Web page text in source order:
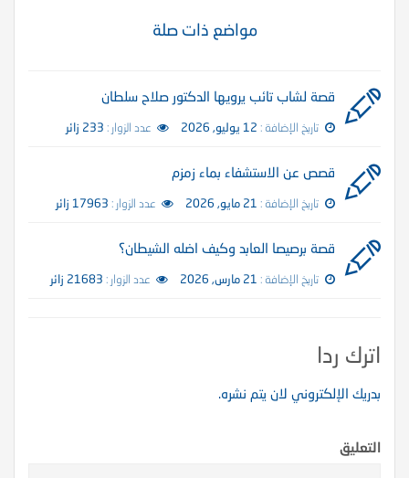
مواضع ذات صلة
قصة لشاب تائب يرويها الدكتور صلاح سلطان
تاريخ الإضافة : 12 يوليو, 2026 عدد الزوار : 233 زائر
قصص عن الاستشفاء بماء زمزم
تاريخ الإضافة : 21 مايو, 2026 عدد الزوار : 17963 زائر
قصة برصيصا العابد وكيف اضله الشيطان؟
تاريخ الإضافة : 21 مارس, 2026 عدد الزوار : 21683 زائر
اترك ردا
بدريك الإلكتروني لان يتم نشره.
التعليق